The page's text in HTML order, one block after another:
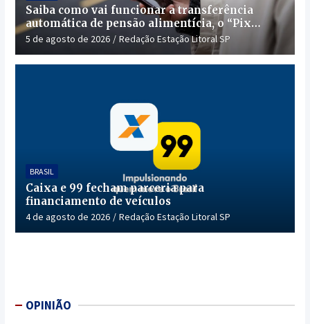
Saiba como vai funcionar a transferência
automática de pensão alimentícia, o “Pix
Pensão”
5 de agosto de 2026 Redação Estação Litoral SP
BRASIL
Caixa e 99 fecham parceria para
financiamento de veículos
4 de agosto de 2026 Redação Estação Litoral SP
OPINIÃO